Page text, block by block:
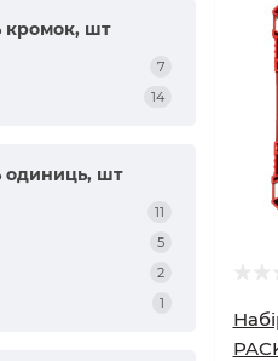
кромок, шт
7
14
одиниць, шт
11
5
2
1